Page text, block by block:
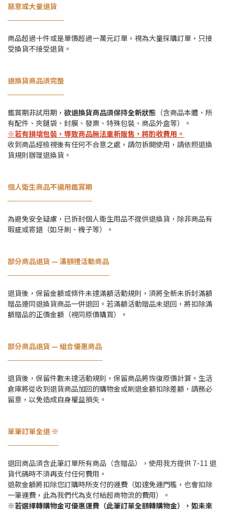
惡意或大量退貨
商品超過十件或是單價超過一萬元訂單，視為大量採購訂單，只接
受換貨不接受退貨。
退換貨商品須完整
鑑賞期非試用期， 欲退換貨商品須保持全新狀態 （含商品本體、所
有配件、夾鏈袋、封膜、發票、特殊包裝、商品外盒等）。
※若有損壞包裝 ，導致商品無法重新販售 ，將酌收費用。
收到商品經檢視後有任何不合意之處，請勿拆開使用，請依照退換
貨規則辦理退換貨。
個人衛生商品不適用鑑賞期
為避免安全疑慮，已拆封個人衛生用品不提供退換貨，除非商品有
瑕疵或寄錯（如牙刷、襪子等）。
部分商品退貨 — 滿額禮活動商品
退貨後，保留金額或條件未達滿額活動規則，須將全新未拆封滿額
贈品連同退換貨商品一併退回。若滿額活動贈品未退回，將扣除滿
額贈品的正價金額（視同原價購買）。
部分商品退貨 — 組合優惠商品
退貨後，保留件數未達活動規則，保留商品將恢復原價計算。生活
倉庫將從收到退貨商品加回的購物金或刷退金額扣除差額，請務必
留意，以免造成自身權益損失。
單筆訂單全退 ※
退回商品須含此筆訂單所有商品（含贈品），使用我方提供 7-11 退
貨代碼時不須再支付任何費用。
退款金額將扣除您訂購時所支付的運費（如達免運門檻，也會扣除
一筆運費，此為我們代為支付給超商物流的費用）。
※若選擇轉購物金可優惠運費（此筆訂單全額轉購物金），如未來